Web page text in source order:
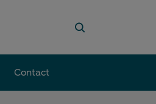
Contact